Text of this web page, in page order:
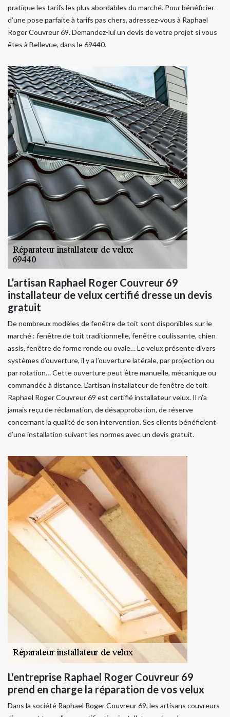
pratique les tarifs les plus abordables du marché. Pour bénéficier
d’une pose parfaite à tarifs pas chers, adressez-vous à Raphael
Roger Couvreur 69. Demandez-lui un devis de votre projet si vous
êtes à Bellevue, dans le 69440.
L’artisan Raphael Roger Couvreur 69
installateur de velux certifié dresse un devis
gratuit
De nombreux modèles de fenêtre de toit sont disponibles sur le
marché : fenêtre de toit traditionnelle, fenêtre coulissante, chien
assis, fenêtre de forme ronde ou ovale… Le velux présente divers
systèmes d’ouverture, il y a l’ouverture latérale, par projection ou
par rotation… Cette ouverture peut être manuelle, mécanique ou
commandée à distance. L’artisan installateur de fenêtre de toit
Raphael Roger Couvreur 69 est certifié installateur velux. Il n’a
jamais reçu de réclamation, de désapprobation, de réserve
concernant la qualité de son intervention. Ses clients bénéficient
d’une installation suivant les normes avec un devis gratuit.
L'entreprise Raphael Roger Couvreur 69
prend en charge la réparation de vos velux
Dans la société Raphael Roger Couvreur 69, les artisans couvreurs